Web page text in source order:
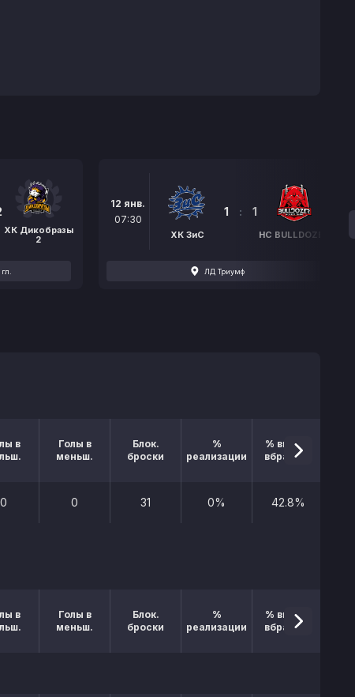
ХК Дикобразы
2
12 янв.
07:30
ХК ЗиС
1 : 1
HC BULLDOZER
ЛД Триумф
в
Голы в
меньш.
Блок.
броски
%
реализации
% выигр.
вбрасыв.
0 0 31 0% 42.8%
в
Голы в
меньш.
Блок.
броски
%
реализации
% выигр.
вбрасыв.